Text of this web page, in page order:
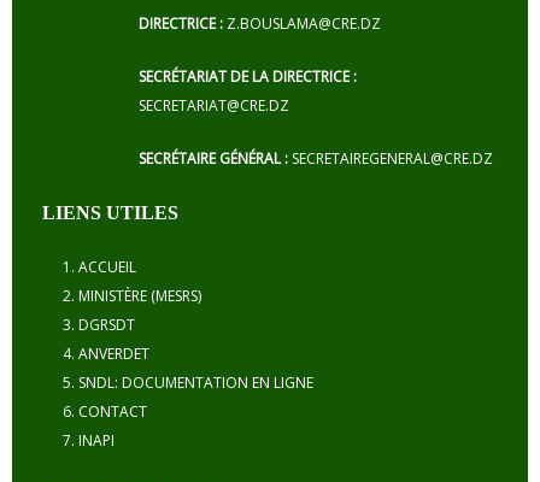
DIRECTRICE : Z.BOUSLAMA@CRE.DZ
SECRÉTARIAT DE LA DIRECTRICE :
SECRETARIAT@CRE.DZ
SECRÉTAIRE GÉNÉRAL : SECRETAIREGENERAL@CRE.DZ
LIENS UTILES
ACCUEIL
MINISTÈRE (MESRS)
DGRSDT
ANVERDET
SNDL: DOCUMENTATION EN LIGNE
CONTACT
INAPI